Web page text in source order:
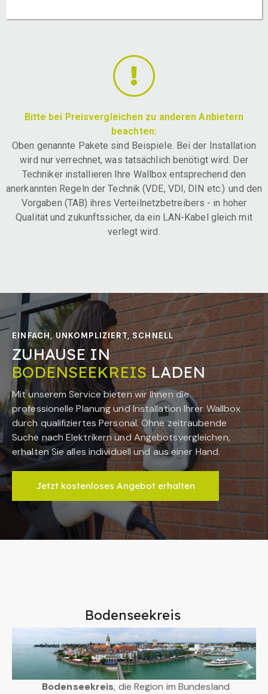
Bitte bei Preisvergleichen zu anderen Anbietern
beachten:
Oben genannte Pakete sind Beispiele. Bei der Installation
wird nur verrechnet, was tatsächlich benötigt wird. Der
Techniker installieren Ihre Wallbox entsprechend den
anerkannten Regeln der Technik (VDE, VDI, DIN etc.) und den
Vorgaben (TAB) ihres Verteilnetzbetreibers - in hoher
Qualität und zukunftssicher, da ein LAN-Kabel gleich mit
verlegt wird.
EINFACH, UNKOMPLIZIERT, SCHNELL
ZUHAUSE IN
BODENSEEKREISLADEN
Mit unserem Service bieten wir Ihnen die
professionelle Planung und Installation Ihrer Wallbox
durch qualifiziertes Personal. Ohne zeitraubende
Suche nach Elektrikern und Angebotsvergleichen,
erhalten Sie alles individuell und aus einer Hand.
Jetzt kostenloses Angebot erhalten
Bodenseekreis
Bodenseekreis, die Region im Bundesland